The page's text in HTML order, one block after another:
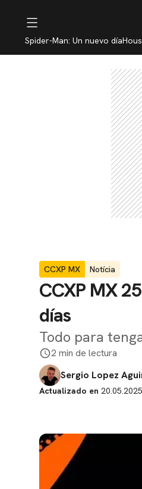
Spider-Man: Un nuevo día
CCXP MX Notícia
CCXP MX
días
Todo para
2 min de lectura
Sergio Lopez
Actualizado en